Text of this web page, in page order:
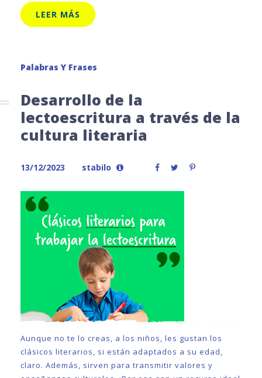
LEER MÁS
Palabras Y Frases
Desarrollo de la
lectoescritura a través de la
cultura literaria
13/12/2023 stabilo
Aunque no te lo creas, a los niños, les gustan los
clásicos literarios, si están adaptados a su edad,
claro. Además, sirven para transmitir valores y